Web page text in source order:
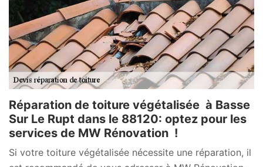
Réparation de toiture végétalisée à Basse
Sur Le Rupt dans le 88120: optez pour les
services de MW Rénovation !
Si votre toiture végétalisée nécessite une réparation, il